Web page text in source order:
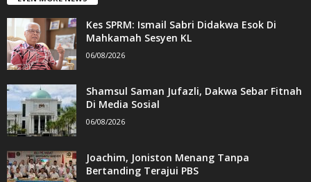
Kes SPRM: Ismail Sabri Didakwa Esok Di
Mahkamah Sesyen KL
06/08/2026
Shamsul Saman Jufazli, Dakwa Sebar Fitnah
Di Media Sosial
06/08/2026
Joachim, Joniston Menang Tanpa
Bertanding Terajui PBS